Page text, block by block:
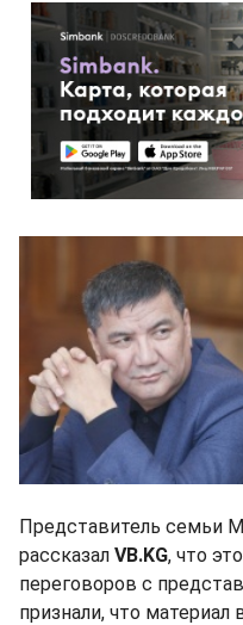
Представитель семьи
рассказал VB.KG, что
переговоров с
признали, что